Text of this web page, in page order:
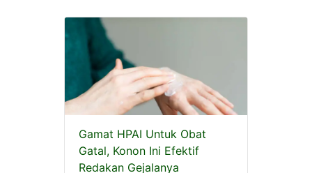
Gamat HPAI Untuk Obat
Gatal, Konon Ini Efektif
Redakan Gejalanya